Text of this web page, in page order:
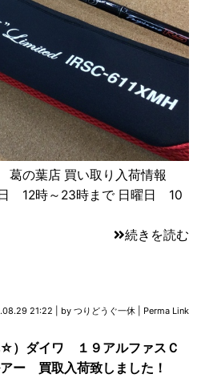
の葉店 買い取り入荷情報
12時～23時まで 日曜日 10
続きを読む
21:22 by つりどうぐ一休 Perma Link
☆）ダイワ １９アルファスＣ
ー 買取入荷致しました！